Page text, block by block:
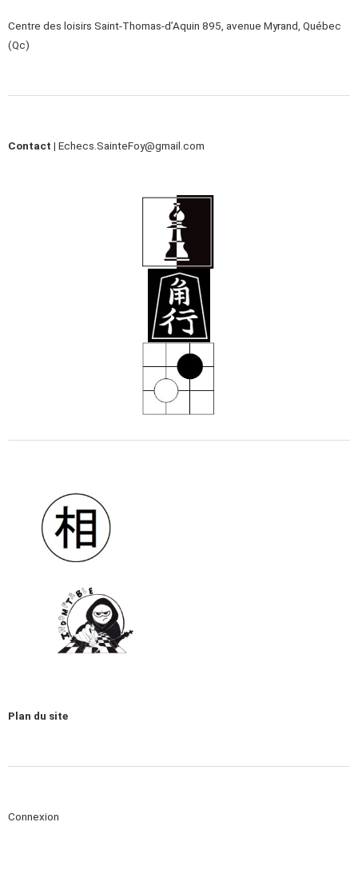
Centre des loisirs Saint-Thomas-d’Aquin 895, avenue Myrand, Québec
(Qc)
Contact | Echecs.SainteFoy@gmail.com
Plan du site
Connexion